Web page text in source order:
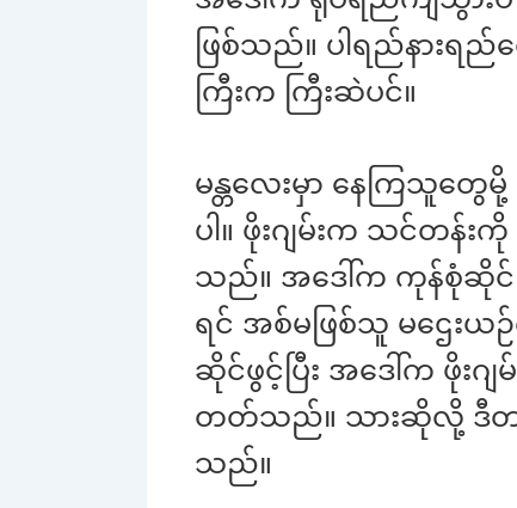
ဖြစ်သည်။ ပါရည်နားရ
ကြီးက ကြီးဆဲပင်။
မန္တလေးမှာ နေကြသူတွ
ပါ။ ဖိုးဂျမ်းက သင်တန်
သည်။ အဒေါ်က ကုန်စုံဆို
ရင် အစ်မဖြစ်သူ မဌေးယဉ်
ဆိုင်ဖွင့်ပြီး အဒေါ်က ဖိုးဂျ
တတ်သည်။ သားဆိုလို့ ဒီ
သည်။